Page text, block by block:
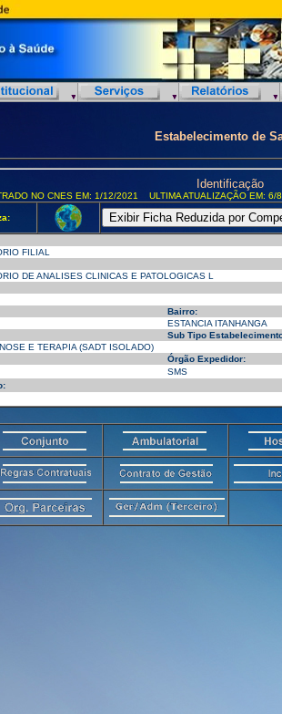
Estabelecimento de
Identificação
NO CNES EM: 1/12/2021 ULTIMA ATUALIZAÇÃO EM:
FILIAL
DE ANALISES CLINICAS E PATOLOGICAS L
Bairro:
ESTANCIA ITANHANGA
Sub Tipo
E TERAPIA (SADT ISOLADO)
Órgão Expedidor:
SMS